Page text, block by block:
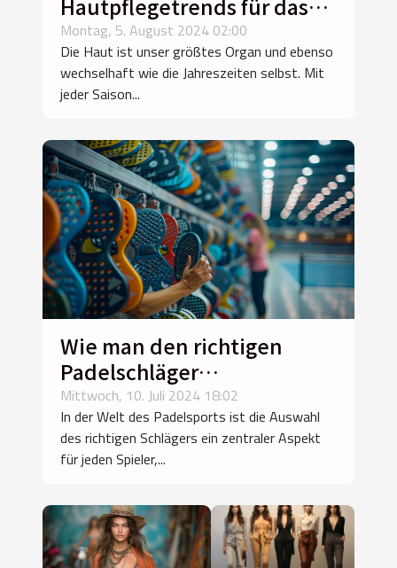
Hautpflegetrends für das
ganze Jahr adaptiert
Montag, 5. August 2024 02:00
Die Haut ist unser größtes Organ und ebenso
wechselhaft wie die Jahreszeiten selbst. Mit
jeder Saison...
Wie man den richtigen
Padelschläger
entsprechend dem Spielstil
wählt
Mittwoch, 10. Juli 2024 18:02
In der Welt des Padelsports ist die Auswahl
des richtigen Schlägers ein zentraler Aspekt
für jeden Spieler,...